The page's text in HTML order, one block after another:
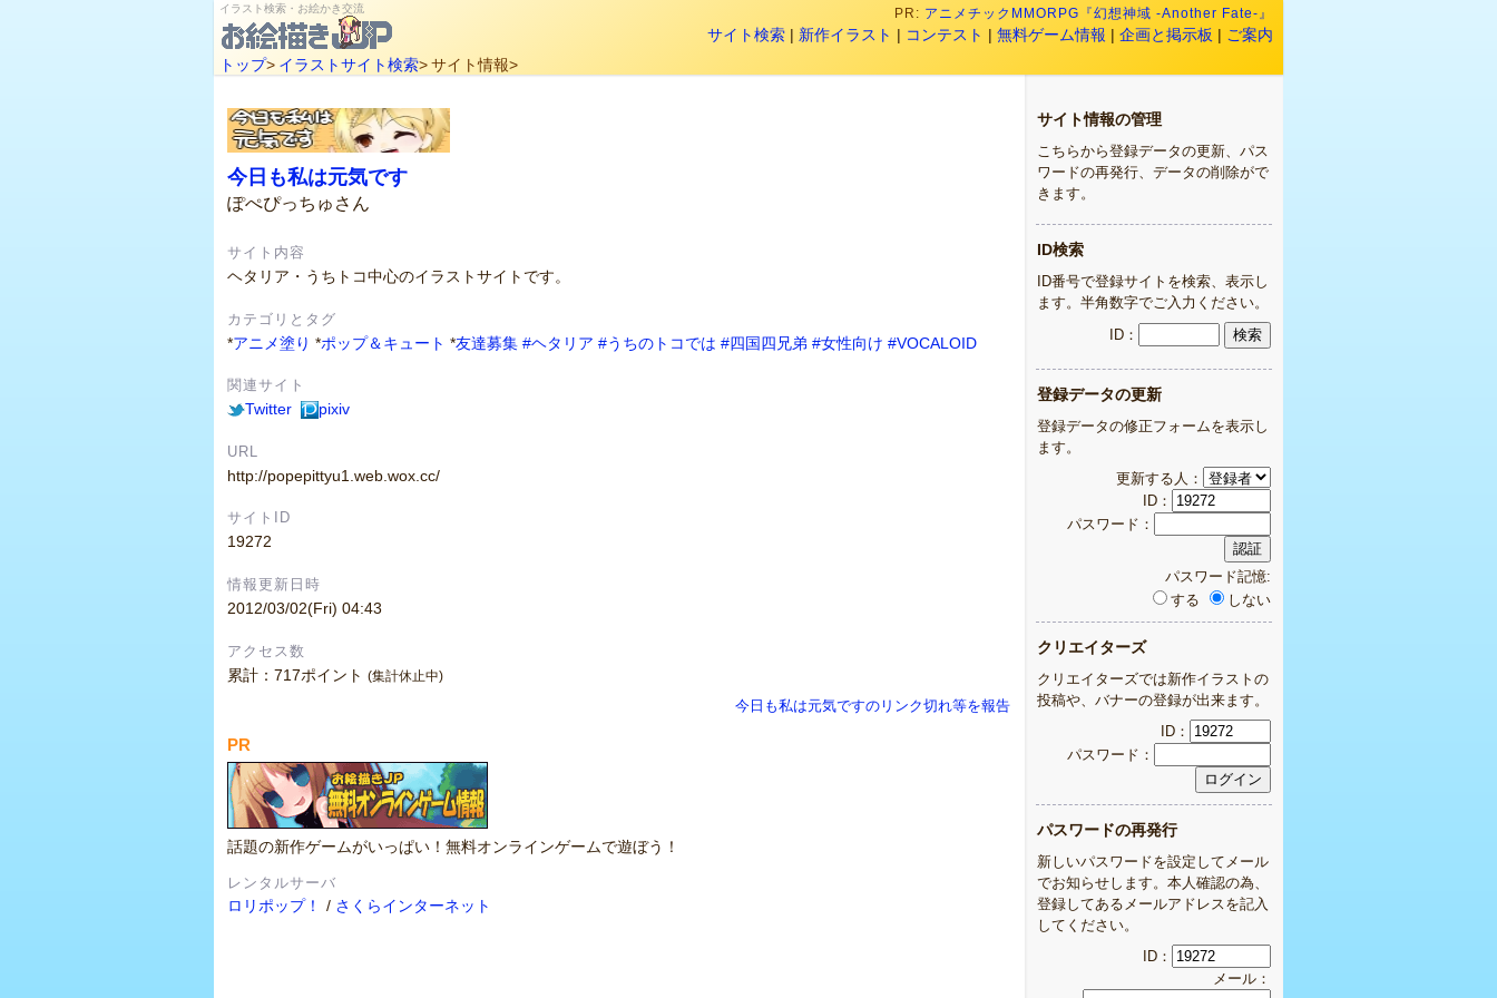
イラスト検索・お絵かき交流 PR: アニメチックMMORPG『幻想神域 -Another Fate-』
サイト検索 | 新作イラスト | コンテスト | 無料ゲーム情報 | 企画と掲示板 | ご案内
トップ> イラストサイト検索>サイト情報>
今日も私は元気です
ぽぺぴっちゅさん
サイト内容
ヘタリア・うちトコ中心のイラストサイトです。
カテゴリとタグ
*アニメ塗り *ポップ＆キュート *友達募集 #ヘタリア #うちのトコでは #四国四兄弟 #女性向け #VOCALOID
関連サイト
Twitter pixiv
URL
http://popepittyu1.web.wox.cc/
サイトID
19272
情報更新日時
2012/03/02(Fri) 04:43
アクセス数
累計：717ポイント (集計休止中)
今日も私は元気ですのリンク切れ等を報告
PR
話題の新作ゲームがいっぱい！無料オンラインゲームで遊ぼう！
レンタルサーバ
ロリポップ！ / さくらインターネット
サイト情報の管理
こちらから登録データの更新、パス
ワードの再発行、データの削除がで
きます。
ID検索
ID番号で登録サイトを検索、表示し
ます。半角数字でご入力ください。
ID：
登録データの更新
登録データの修正フォームを表示し
ます。
更新する人：
ID：
パスワード：
パスワード記憶:
する
しない
クリエイターズ
クリエイターズでは新作イラストの
投稿や、バナーの登録が出来ます。
ID：
パスワード：
パスワードの再発行
新しいパスワードを設定してメール
でお知らせします。本人確認の為、
登録してあるメールアドレスを記入
してください。
ID：
メール：